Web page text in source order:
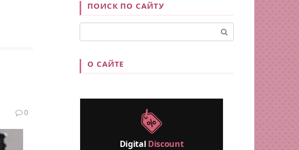
0
ПОИСК ПО САЙТУ
О САЙТЕ
Digital Discount